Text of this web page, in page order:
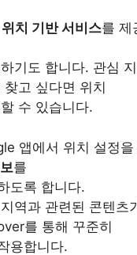
위치 기반 서비스를 제
기도 합니다. 관심
고 싶다면 위치
수 있습니다.
앱에서 위치 설정을
를
도록 합니다.
역과 관련된 콘텐츠
를 통해 꾸준히
용합니다.